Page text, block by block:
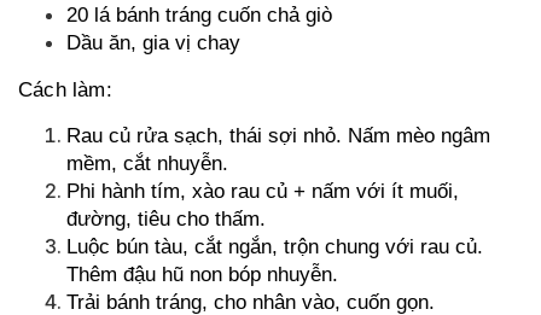
20 lá bánh tráng cuốn chả giò
Dầu ăn, gia vị chay
Cách làm:
Rau củ rửa sạch, thái sợi nhỏ. Nấm mèo ngâm
mềm, cắt nhuyễn.
Phi hành tím, xào rau củ + nấm với ít muối,
đường, tiêu cho thấm.
Luộc bún tàu, cắt ngắn, trộn chung với rau củ.
Thêm đậu hũ non bóp nhuyễn.
Trải bánh tráng, cho nhân vào, cuốn gọn.